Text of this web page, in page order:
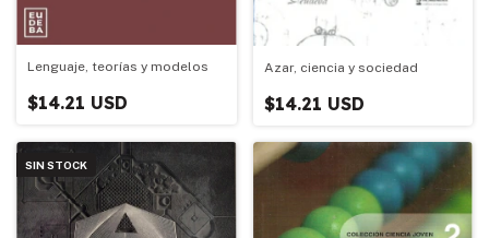
Lenguaje, teorías y modelos
$14.21 USD
Azar, ciencia y sociedad
$14.21 USD
SIN STOCK